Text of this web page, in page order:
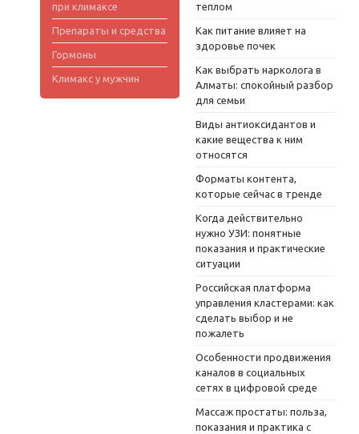
при климаксе
Препараты и средства
Гормоны
Климакс у мужчин
теплом
Как питание влияет на
здоровье почек
Как выбрать нарколога в
Алматы: спокойный разбор
для семьи
Виды антиоксидантов и
какие вещества к ним
относятся
Форматы контента,
которые сейчас в тренде
Когда действительно
нужно УЗИ: понятные
показания и практические
ситуации
Российская платформа
управления кластерами: как
сделать выбор и не
пожалеть
Особенности продвижения
каналов в социальных
сетях в цифровой среде
Массаж простаты: польза,
показания и практика с